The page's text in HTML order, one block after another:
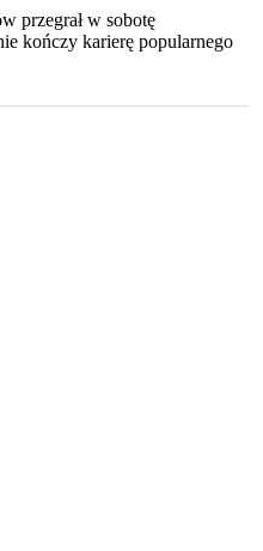
przegrał w sobotę
kończy karierę popularnego